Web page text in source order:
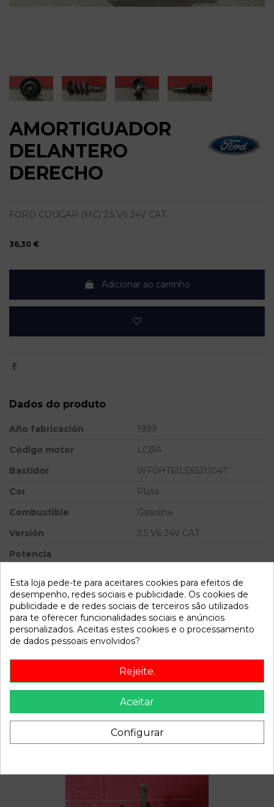
AMORTIGUADOR
DELANTERO
DERECHO
FORD COUGAR (MC) 2.5 V6 24V CAT
36,30 €
Adicionar ao carrinho
Dados do produto
Año fabricación
1999
Código motor
LCBA
Bastidor
WF0HT61L5X5211047
Cor
Plata
Combustible
Gasolina
Versión
2.5 V6 24V CAT
Potencia
Referência 804602
Disponível a partir de: 2022-04-06
Descrição
Recambio de amortiguador delantero derecho para ford
cougar (mc) 2.5 v6 24v cat referencia OEM IAM
Esta loja pede-te para aceitares cookies para efeitos de
desempenho, redes sociais e publicidade. Os cookies de
publicidade e de redes sociais de terceiros são utilizados
para te oferecer funcionalidades sociais e anúncios
personalizados. Aceitas estes cookies e o processamento
de dados pessoais envolvidos?
Rejeite.
Aceitar
Configurar